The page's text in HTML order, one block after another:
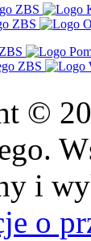
©
i
o